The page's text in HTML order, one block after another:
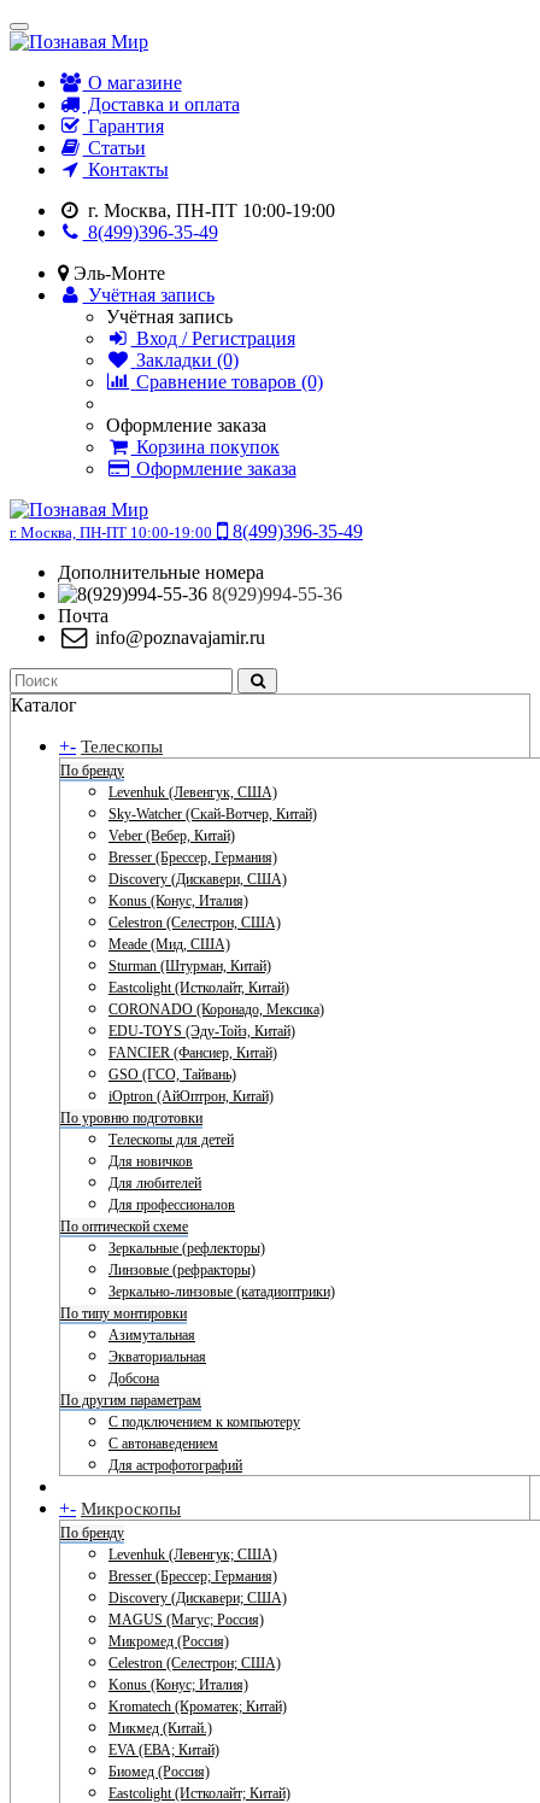
О магазине
Доставка и оплата
Гарантия
Статьи
Контакты
г. Москва, ПН-ПТ 10:00-19:00
8(499)396-35-49
Эль-Монте
Учётная запись
Учётная запись
Вход / Регистрация
Закладки (0)
Сравнение товаров (0)
Оформление заказа
Корзина покупок
Оформление заказа
г. Москва, ПН-ПТ 10:00-19:00
8(499)396-35-49
Дополнительные номера
8(929)994-55-36
Почта
info@poznavajamir.ru
Каталог
+- Телескопы
По бренду
Levenhuk (Левенгук, США)
Sky-Watcher (Скай-Вотчер, Китай)
Veber (Вебер, Китай)
Bresser (Брессер, Германия)
Discovery (Дискавери, США)
Konus (Конус, Италия)
Celestron (Селестрон, США)
Meade (Мид, США)
Sturman (Штурман, Китай)
Eastcolight (Истколайт, Китай)
CORONADO (Коронадо, Мексика)
EDU-TOYS (Эду-Тойз, Китай)
FANCIER (Фансиер, Китай)
GSO (ГСО, Тайвань)
iOptron (АйОптрон, Китай)
По уровню подготовки
Телескопы для детей
Для новичков
Для любителей
Для профессионалов
По оптической схеме
Зеркальные (рефлекторы)
Линзовые (рефракторы)
Зеркально-линзовые (катадиоптрики)
По типу монтировки
Азимутальная
Экваториальная
Добсона
По другим параметрам
С подключением к компьютеру
С автонаведением
Для астрофотографий
+- Микроскопы
По бренду
Levenhuk (Левенгук; США)
Bresser (Брессер; Германия)
Discovery (Дискавери; США)
MAGUS (Магус; Россия)
Микромед (Россия)
Celestron (Селестрон; США)
Konus (Конус; Италия)
Kromatech (Кроматек; Китай)
Микмед (Китай.)
EVA (ЕВА; Китай)
Биомед (Россия)
Eastcolight (Истколайт; Китай)